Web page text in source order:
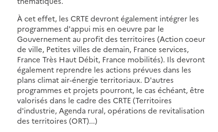
À cet effet, les CRTE devront également intégrer les
programmes d'appui mis en oeuvre par le
Gouvernement au profit des territoires (Action coeur
de ville, Petites villes de demain, France services,
France Très Haut Débit, France mobilités). Ils devront
également reprendre les actions prévues dans les
plans climat air-énergie territoriaux. D'autres
programmes et projets pourront, le cas échéant, être
valorisés dans le cadre des CRTE (Territoires
d'industrie, Agenda rural, opérations de revitalisation
des territoires (ORT)...)